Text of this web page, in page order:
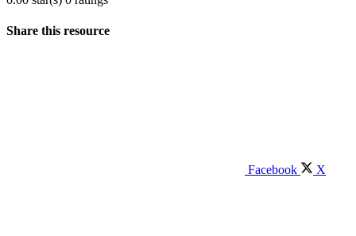
Share this resource
Facebook X